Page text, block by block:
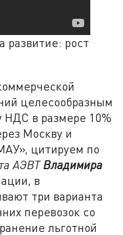
развитие: рост
целесообразным
НДС в размере 10%
Москву и
цитируем по
АЭВТВладимира
в
три варианта
перевозок со
льготной